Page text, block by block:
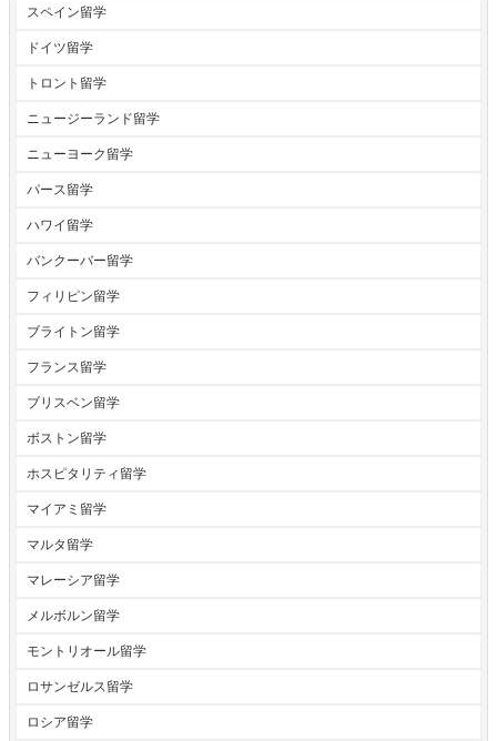
スペイン留学
ドイツ留学
トロント留学
ニュージーランド留学
ニューヨーク留学
パース留学
ハワイ留学
バンクーバー留学
フィリピン留学
ブライトン留学
フランス留学
ブリスベン留学
ボストン留学
ホスピタリティ留学
マイアミ留学
マルタ留学
マレーシア留学
メルボルン留学
モントリオール留学
ロサンゼルス留学
ロシア留学